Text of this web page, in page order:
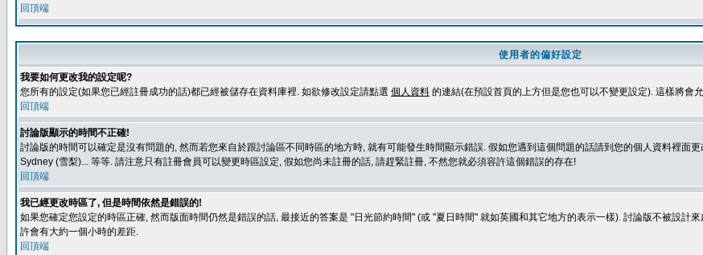
回頂端
使用者的偏好設定
我要如何更改我的設定呢?
您所有的設定(如果您已經註冊成功的話)都已經被儲存在資料庫裡. 如欲修改設定請點選 個人資料 的連結(在預設首頁的上方但是您也可以不變更設定). 這樣將會
回頂端
討論版顯示的時間不正確!
討論版的時間可以確定是沒有問題的, 然而若您來自於跟討論區不同時區的地方時, 就有可能發生時間顯示錯誤. 假如您遇到這個問題的話請到您的個人資料裡面
Sydney (雪梨)... 等等. 請注意只有註冊會員可以變更時區設定, 假如您尚未註冊的話, 請趕緊註冊, 不然您就必須容許這個錯誤的存在!
回頂端
我已經更改時區了, 但是時間依然是錯誤的!
如果您確定您設定的時區正確, 然而版面時間仍然是錯誤的話, 最接近的答案是 "日光節約時間" (或 "夏日時間" 就如英國和其它地方的表示一樣). 討論版不被設計
許會有大約一個小時的差距.
回頂端